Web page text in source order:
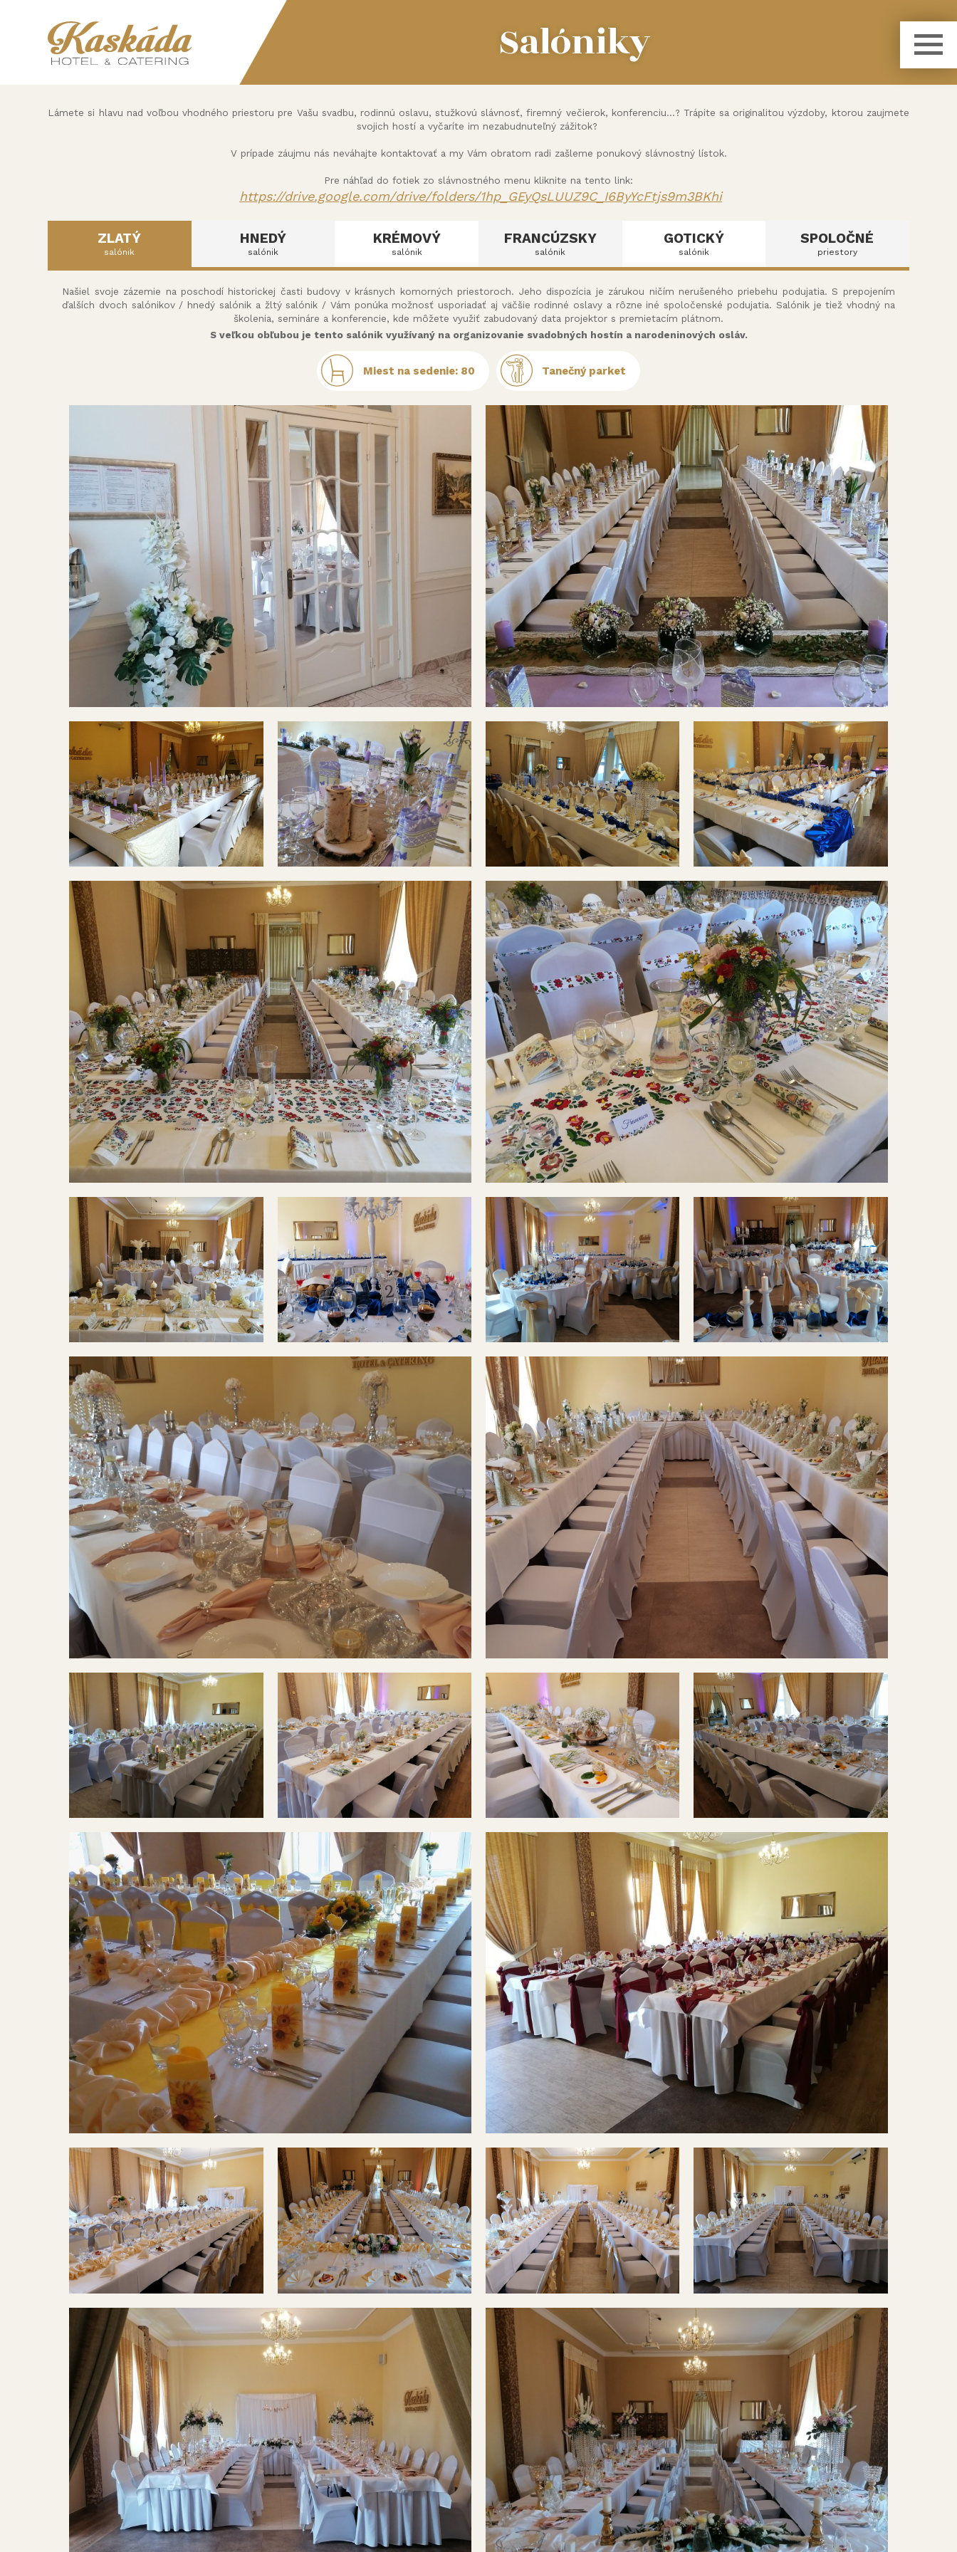
Salóniky
Lámete si hlavu nad voľbou vhodného priestoru pre Vašu svadbu, rodinnú oslavu, stužkovú slávnosť, firemný večierok, konferenciu...? Trápite sa originalitou výzdoby, ktorou zaujmete
svojich hostí a vyčaríte im nezabudnuteľný zážitok?
V prípade záujmu nás neváhajte kontaktovať a my Vám obratom radi zašleme ponukový slávnostný lístok.
Pre náhľad do fotiek zo slávnostného menu kliknite na tento link:
https://drive.google.com/drive/folders/1hp_GEyQsLUUZ9C_ I6ByYcFtjs9m3BKhi
ZLATÝ
salónik
Našiel svoje zázemie na poschodí historickej časti budovy v krásnych komorných priestoroch. Jeho dispozícia je zárukou ničím nerušeného priebehu podujatia. S prepojením
ďalších dvoch salónikov / hnedý salónik a žltý salónik / Vám ponúka možnosť usporiadať aj väčšie rodinné oslavy a rôzne iné spoločenské podujatia. Salónik je tiež vhodný na
školenia, semináre a konferencie, kde môžete využiť zabudovaný data projektor s premietacím plátnom.
S veľkou obľubou je tento salónik využívaný na organizovanie svadobných hostín a narodeninových osláv.
Miest na sedenie: 80 Tanečný parket
HNEDÝ
salónik
KRÉMOVÝ
salónik
FRANCÚZSKY
salónik
GOTICKÝ
salónik
SPOLOČNÉ
priestory